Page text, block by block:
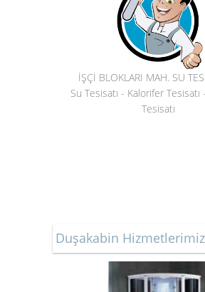
İŞÇİ BLOKLARI MAH. SU
Su Tesisatı - Kalorifer Tesisatı
Tesisatı
Duşakabin Hizmetlerimiz